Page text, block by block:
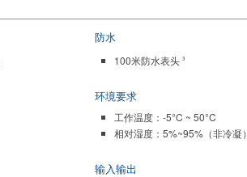
防水
100米防水表头 3
环境要求
工作温度：-5°C ~ 50°C
相对湿度：5%~95%（非冷凝）
输入输出